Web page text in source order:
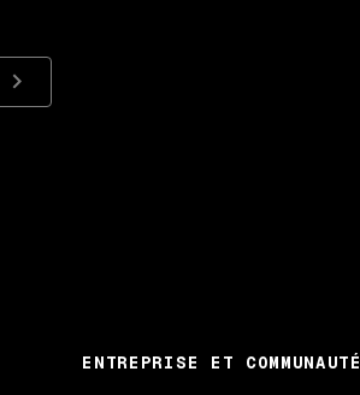
ENTREPRISE ET COMMUNAUTÉ